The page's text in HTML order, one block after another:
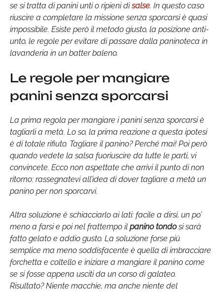
se si tratta di panini unti o ripieni disalse. In questo caso
riuscire a completare la missione senza sporcarsi è quasi
impossibile. Esiste però il metodo giusto, la posizione anti-
unto, le regole per evitare di passare dalla paninoteca in
lavanderia in un batter baleno.
Le regole per mangiare
panini senza sporcarsi
La prima regola per mangiare i panini senza sporcarsi è
tagliarli a metà. Lo so, la prima reazione a questa ipotesi
è di totale rifiuto. Tagliare il panino? Perché mai! Poi però
quando vedete la salsa fuoriuscire da tutte le parti, vi
convincete. Ecco non aspettate che arrivi il punto di non
ritorno: rassegnatevi all’idea di dover tagliare a metà un
panino per non sporcarvi.
Altra soluzione è schiacciarlo ai lati: facile a dirsi, un po’
meno a farsi e poi nel frattempo il panino tondosi sarà
fatto gelato e addio gusto. La soluzione forse più
semplice ma meno soddisfacente è quella di imbracciare
forchetta e coltello e iniziare a mangiare il panino come
se si fosse appena usciti da un corso di galateo.
Risultato? Niente macchie, ma anche niente del